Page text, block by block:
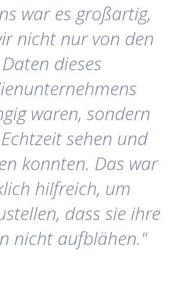
war es großartig,
nicht nur von den
Daten dieses
waren, sondern
sehen und
konnten. Das war
hilfreich, um
dass sie ihre
nicht aufblähen."